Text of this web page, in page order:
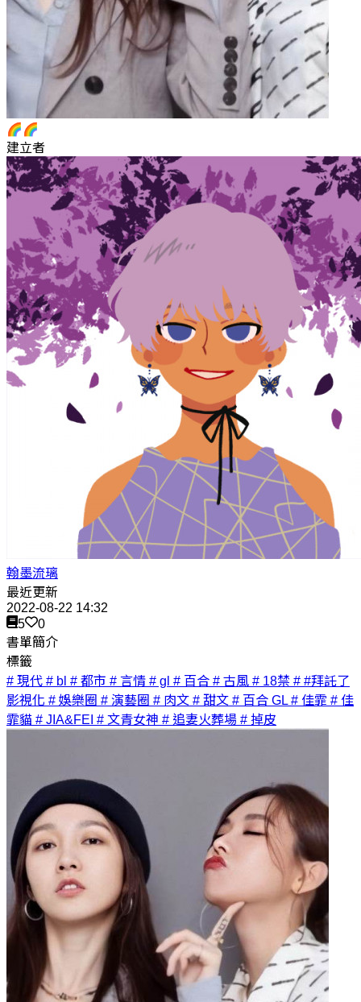
🌈🌈
建立者
翰墨流璃
最近更新
2022-08-22 14:32
5
0
書單簡介
標籤
# 現代 # bl # 都市 # 言情 # gl # 百合 # 古風 # 18禁 # #拜託了
影視化 # 娛樂圈 # 演藝圈 # 肉文 # 甜文 # 百合 GL # 佳霏 # 佳
霏貓 # JIA&FEI # 文青女神 # 追妻火葬場 # 掉皮